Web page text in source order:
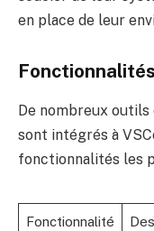
en place de leur
De nombreux
sont intégrés à
fonctionnalités les
Fonctionnalité